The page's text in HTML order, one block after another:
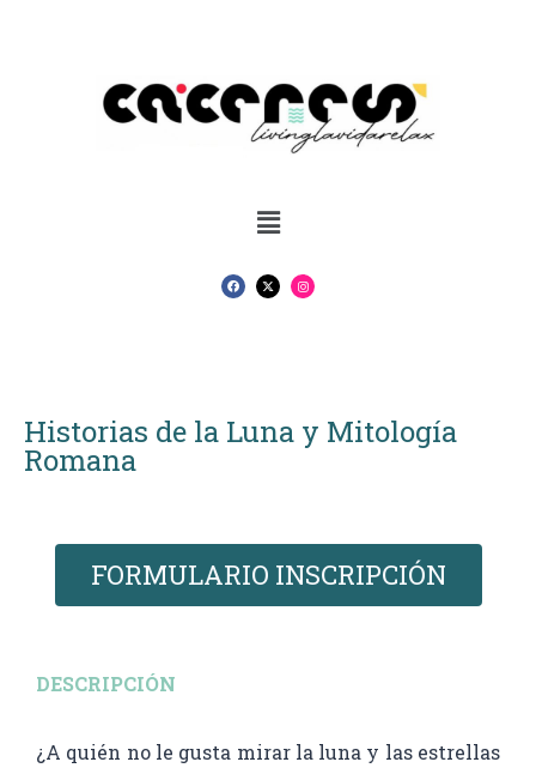
Historias de la Luna y Mitología
Romana
FORMULARIO INSCRIPCIÓN
DESCRIPCIÓN
¿A quién no le gusta mirar la luna y las estrellas